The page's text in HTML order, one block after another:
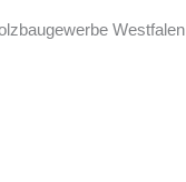
Westfalen